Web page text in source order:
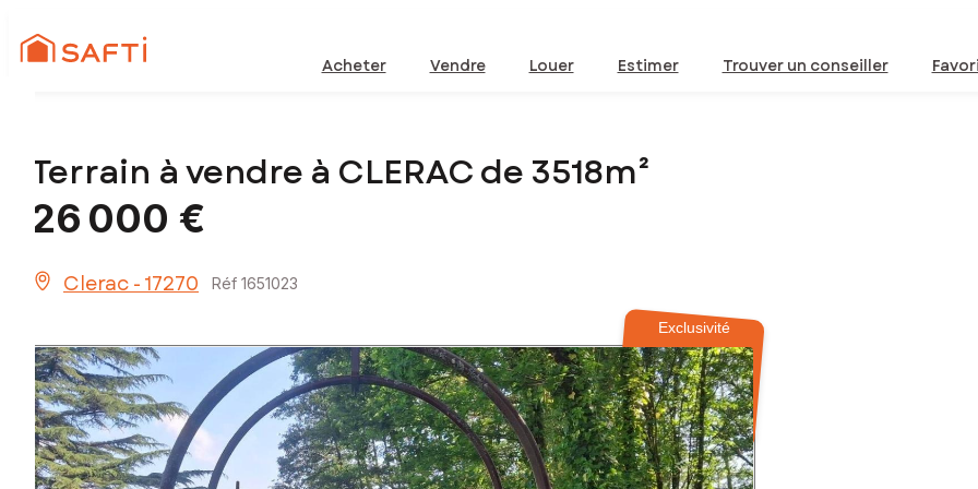
Acheter Vendre Louer Estimer Trouver un conseiller
Terrain à vendre à CLERAC de 3518m²
26 000 €
Clerac - 17270 Réf 1651023
Exclusivité